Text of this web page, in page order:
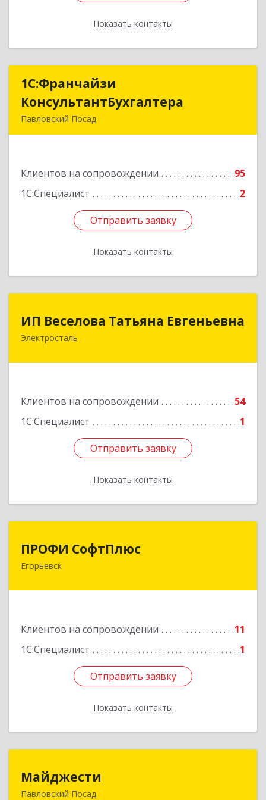
Показать контакты
Назад
1С:Франчайзи
КонсультантБухгалтера
Павловский Посад
Клиентов на сопровождении
95
1С:Специалист
2
Отправить заявку
Показать контакты
КонсультантБухгалтера
Подробнее
Отправить заявку
Назад
ИП Веселова Татьяна Евгеньевна
Электросталь
Клиентов на сопровождении
54
1С:Специалист
1
Отправить заявку
Показать контакты
144000, Московская обл, Электросталь г,
Отправить заявку
Назад
ПРОФИ СофтПлюс
Егорьевск
Клиентов на сопровождении
11
1С:Специалист
1
Отправить заявку
Показать контакты
Отправить заявку
Назад
Майджести
Павловский Посад
142502, Московская обл, Павлово-Посадский р-